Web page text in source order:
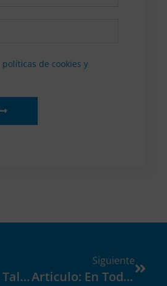
políticas de cookies y
05/11/2016 – Taller De Técnicas De Estudio
Siguiente
Articulo: En Todas Las Aulas Hay Algún Niño Con Dislexia